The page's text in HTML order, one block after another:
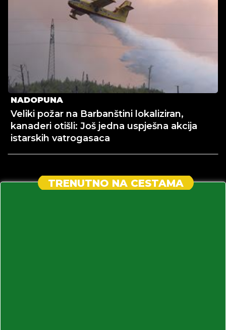
NADOPUNA
Veliki požar na Barbanštini lokaliziran,
kanaderi otišli: Još jedna uspješna akcija
istarskih vatrogasaca
TRENUTNO NA CESTAMA